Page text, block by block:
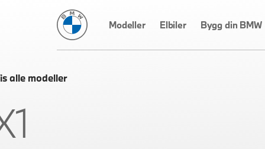
BMW Norge
Modeller Elbiler Bygg din BMW
alle modeller